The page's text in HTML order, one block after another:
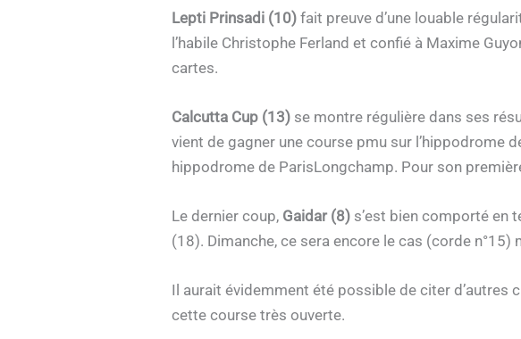
Lepti Prinsadi (10) fait preuve d’une louable
l’habile Christophe Ferland et confié à Maxime
cartes.
Calcutta Cup (13) se montre régulière dans ses
vient de gagner une course pmu sur l’hippodrome
hippodrome de ParisLongchamp. Pour son
Le dernier coup, Gaidar (8) s’est bien comporté en
(18). Dimanche, ce sera encore le cas (corde
Il aurait évidemment été possible de citer d’autres
cette course très ouverte.